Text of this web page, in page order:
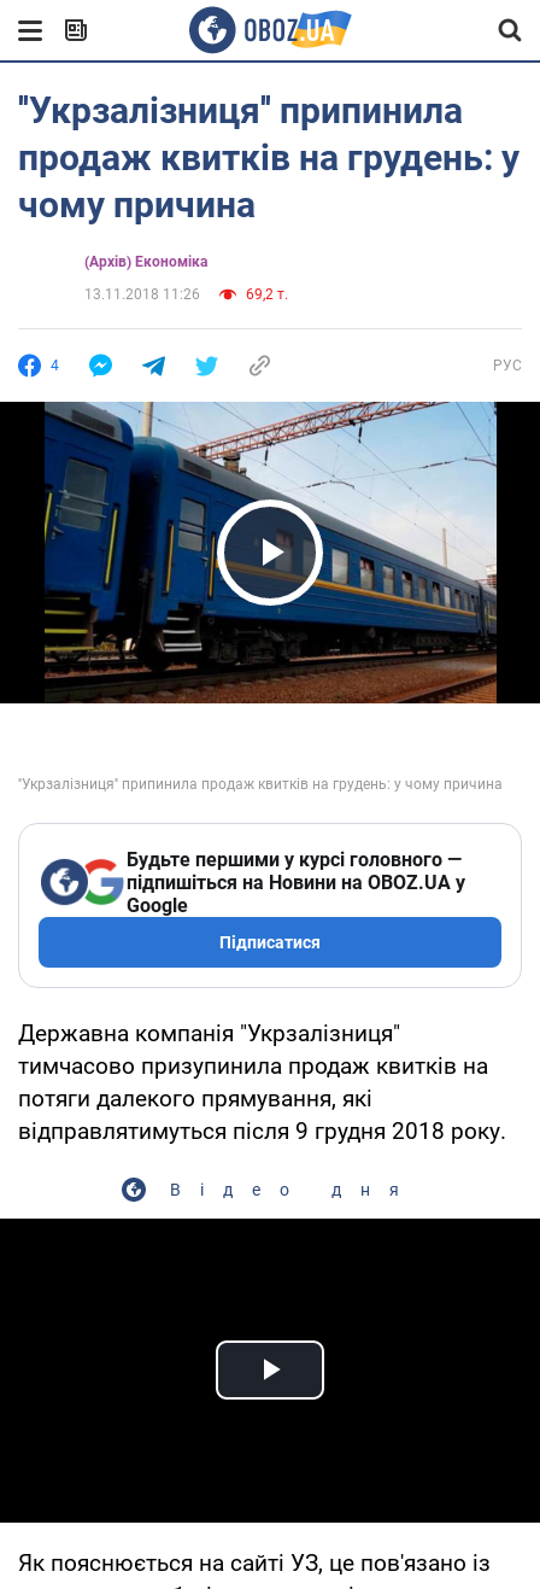
''Укрзалізниця'' припинила
продаж квитків на грудень: у
чому причина
(Архів) Економіка
13.11.2018 11:26
69,2 т.
4 РУС
Play Video
Будьте першими у курсі головного —
підпишіться на Новини на OBOZ.UA у
Google
Підписатися
Державна компанія "Укрзалізниця"
тимчасово призупинила продаж квитків на
потяги далекого прямування, які
відправлятимуться після 9 грудня 2018 року.
Відео дня
Play Video
Як пояснюється на сайті УЗ, це пов'язано із